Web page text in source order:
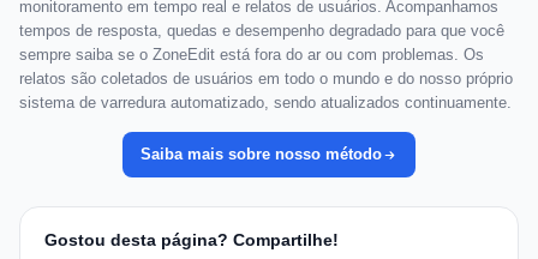
monitoramento em tempo real e relatos de usuários. Acompanhamos
tempos de resposta, quedas e desempenho degradado para que você
sempre saiba se o ZoneEdit está fora do ar ou com problemas. Os
relatos são coletados de usuários em todo o mundo e do nosso próprio
sistema de varredura automatizado, sendo atualizados continuamente.
Saiba mais sobre nosso método
Gostou desta página? Compartilhe!